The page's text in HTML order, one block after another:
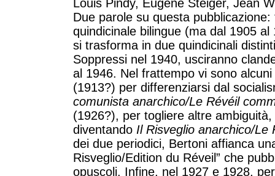
Louis Pindy, Eugène Steiger, Jean
Due parole su questa
quindicinale bilingue (ma dal 1905
si trasforma in due quindicinali
Soppressi nel 1940, usciranno
al 1946. Nel frattempo vi sono
(1913?) per differenziarsi dal
comunista anarchico/Le Révéil
(1926?), per togliere altre
diventando Il Risveglio anarchico/Le
dei due periodici, Bertoni affianca
Risveglio/Edition du Réveil” che
opuscoli. Infine, nel 1927 e 1928,